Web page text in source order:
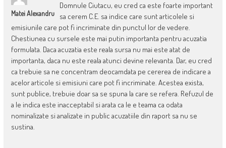
Matei Alexandru
Domnule Ciutacu, eu cred ca este foarte important
sa cerem C.E. sa indice care sunt articolele si
emisiunile care pot fi incriminate din punctul lor de vedere.
Chestiunea cu sursele este mai putin importanta pentru acuzatia
formulata. Daca acuzatia este reala sursa nu mai este atat de
importanta, daca nu este reala atunci devine relevanta. Dar, eu cred
ca trebuie sa ne concentram deocamdata pe cererea de indicare a
acelor articole si emisiuni care pot fi incriminate. Acestea exista,
sunt publice, trebuie doar sa se spuna la care se refera. Refuzul de
a le indica este inacceptabil si arata ca le e teama ca odata
nominalizate si analizate in public acuzatiile din raport sa nu se
sustina.